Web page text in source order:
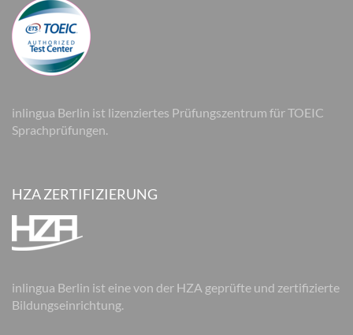
inlingua Berlin ist lizenziertes Prüfungszentrum für TOEIC
Sprachprüfungen.
HZA ZERTIFIZIERUNG
inlingua Berlin ist eine von der HZA geprüfte und zertifizierte
Bildungseinrichtung.